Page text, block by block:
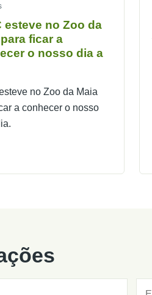
esteve no Zoo da
ficar a
o nosso dia a
no Zoo da Maia
a conhecer o nosso